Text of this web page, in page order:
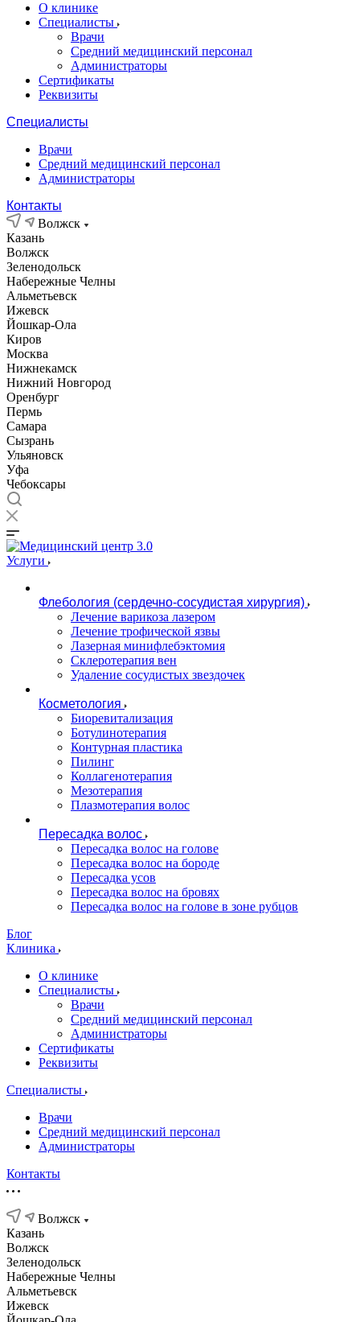
О клинике
Специалисты
Врачи
Средний медицинский персонал
Администраторы
Сертификаты
Реквизиты
Специалисты
Врачи
Средний медицинский персонал
Администраторы
Контакты
Волжск
Казань
Волжск
Зеленодольск
Набережные Челны
Альметьевск
Ижевск
Йошкар-Ола
Киров
Москва
Нижнекамск
Нижний Новгород
Оренбург
Пермь
Самара
Сызрань
Ульяновск
Уфа
Чебоксары
Услуги
Флебология (сердечно-сосудистая хирургия)
Лечение варикоза лазером
Лечение трофической язвы
Лазерная минифлебэктомия
Cклеротерапия вен
Удаление сосудистых звездочек
Косметология
Биоревитализация
Ботулинотерапия
Контурная пластика
Пилинг
Коллагенотерапия
Мезотерапия
Плазмотерапия волос
Пересадка волос
Пересадка волос на голове
Пересадка волос на бороде
Пересадка усов
Пересадка волос на бровях
Пересадка волос на голове в зоне рубцов
Блог
Клиника
О клинике
Специалисты
Врачи
Средний медицинский персонал
Администраторы
Сертификаты
Реквизиты
Специалисты
Врачи
Средний медицинский персонал
Администраторы
Контакты
Волжск
Казань
Волжск
Зеленодольск
Набережные Челны
Альметьевск
Ижевск